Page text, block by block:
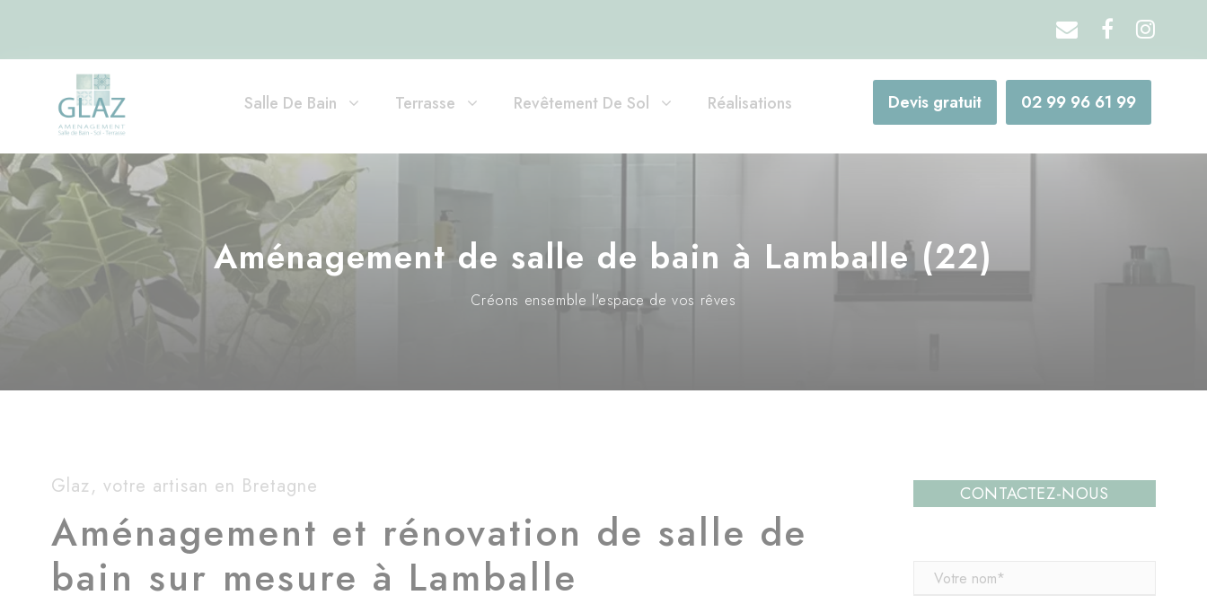
Salle De Bain Terrasse Revêtement De Sol Réalisations Devis gratuit 02 99 96 61 99
Aménagement de salle de bain à Lamballe (22)
Créons ensemble l'espace de vos rêves
Glaz, votre artisan en Bretagne
Aménagement et rénovation de salle de
bain sur mesure à Lamballe
CONTACTEZ-NOUS